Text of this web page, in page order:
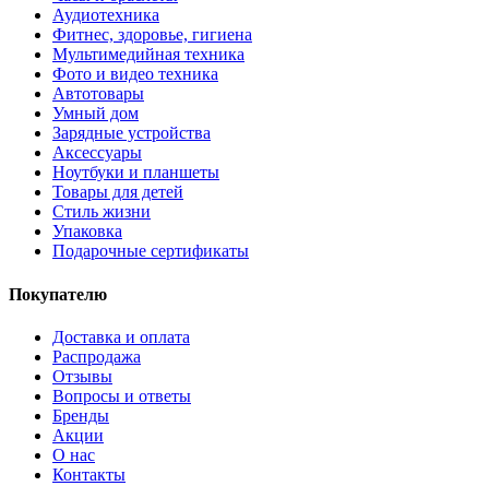
Аудиотехника
Фитнес, здоровье, гигиена
Мультимедийная техника
Фото и видео техника
Автотовары
Умный дом
Зарядные устройства
Аксессуары
Ноутбуки и планшеты
Товары для детей
Стиль жизни
Упаковка
Подарочные сертификаты
Покупателю
Доставка и оплата
Распродажа
Отзывы
Вопросы и ответы
Бренды
Акции
О нас
Контакты